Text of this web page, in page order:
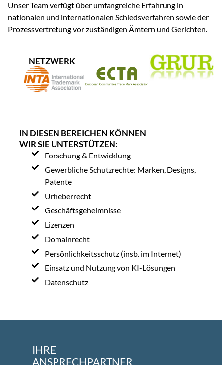
Unser Team verfügt über umfangreiche Erfahrung in
nationalen und internationalen Schiedsverfahren sowie der
Prozessvertretung vor zuständigen Ämtern und Gerichten.
NETZWERK
IN DIESEN BEREICHEN KÖNNEN
WIR SIE UNTERSTÜTZEN:
Forschung & Entwicklung
Gewerbliche Schutzrechte: Marken, Designs,
Patente
Urheberrecht
Geschäftsgeheimnisse
Lizenzen
Domainrecht
Persönlichkeitsschutz (insb. im Internet)
Einsatz und Nutzung von KI-Lösungen
Datenschutz
IHRE
ANSPRECHPARTNER